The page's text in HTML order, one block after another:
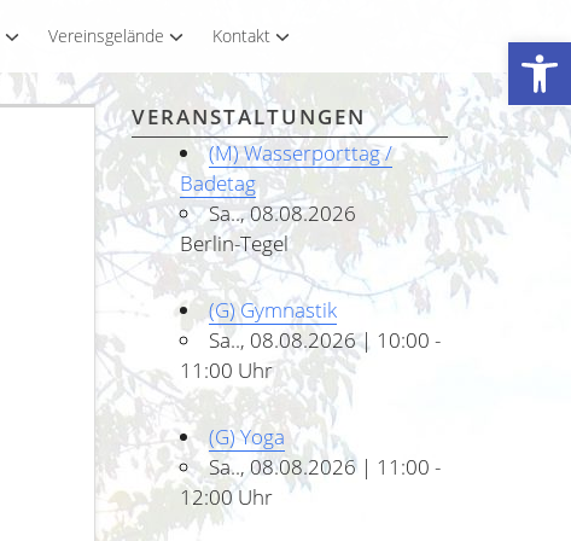
Werkzeugleiste öffnen
Vereinsgelände Kontakt
VERANSTALTUNGEN
(M) Wasserporttag /
Badetag
Sa.., 08.08.2026
Berlin-Tegel
(G) Gymnastik
Sa.., 08.08.2026 | 10:00 -
11:00 Uhr
(G) Yoga
Sa.., 08.08.2026 | 11:00 -
12:00 Uhr